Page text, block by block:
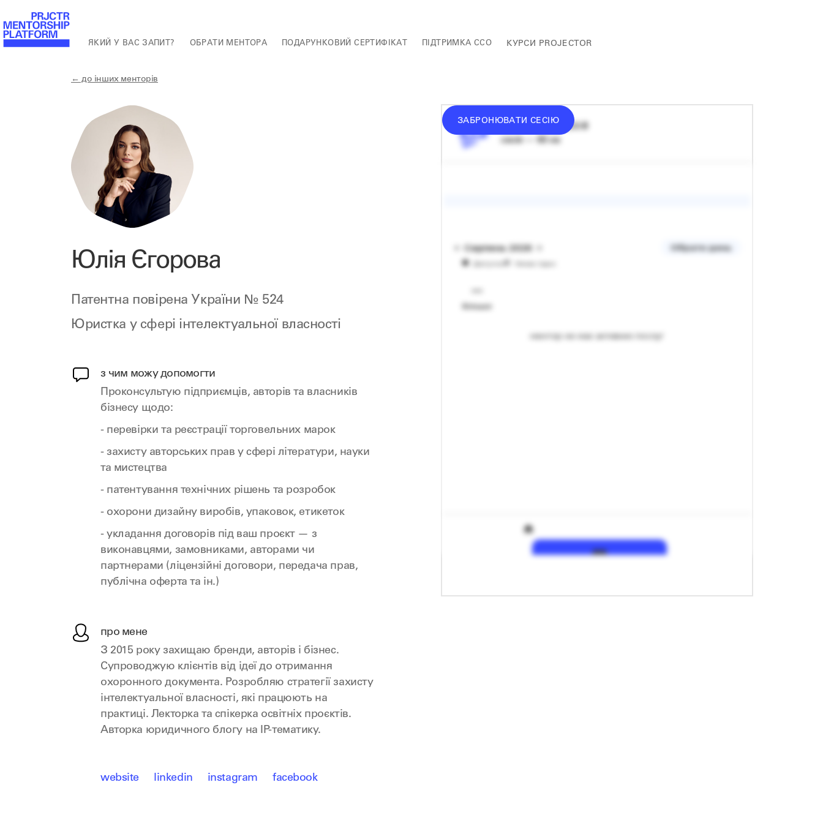
ЯКИЙ У ВАС ЗАПИТ? ОБРАТИ МЕНТОРА ПОДАРУНКОВИЙ СЕРТИФІКАТ ПІДТРИМКА ССО КУРСИ PROJECTOR
← до інших менторів
Юлія Єгорова
Патентна повірена України № 524
Юристка у сфері інтелектуальної власності
з чим можу допомогти
Проконсультую підприємців, авторів та власників
бізнесу щодо:
- перевірки та реєстрації торговельних марок
- захисту авторських прав у сфері літератури, науки
та мистецтва
- патентування технічних рішень та розробок
- охорони дизайну виробів, упаковок, етикеток
- укладання договорів під ваш проєкт — з
виконавцями, замовниками, авторами чи
партнерами (ліцензійні договори, передача прав,
публічна оферта та ін.)
про мене
З 2015 року захищаю бренди, авторів і бізнес.
Супроводжую клієнтів від ідеї до отримання
охоронного документа. Розробляю стратегії захисту
інтелектуальної власності, які працюють на
практиці. Лекторка та спікерка освітніх проєктів.
Авторка юридичного блогу на IP-тематику.
website linkedin instagram facebook
ЗАБРОНЮВАТИ СЕСІЮ
2500
₴
сесія — 60 хв